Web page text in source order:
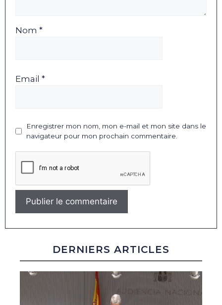
Nom *
Email *
Enregistrer mon nom, mon e-mail et mon site dans le
navigateur pour mon prochain commentaire.
DERNIERS ARTICLES